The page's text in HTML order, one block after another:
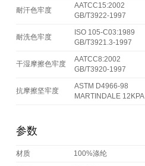
耐汗色牢度
AATCC15:2002
GB/T3922-1997
耐洗色牢度
ISO 105-C03:1989
GB/T3921.3-1997
干湿摩擦色牢度
AATCC8:2002
GB/T3920-1997
抗摩擦坚牢度
ASTM D4966-98
MARTINDALE 12KPA
参数
材质
100%涤纶